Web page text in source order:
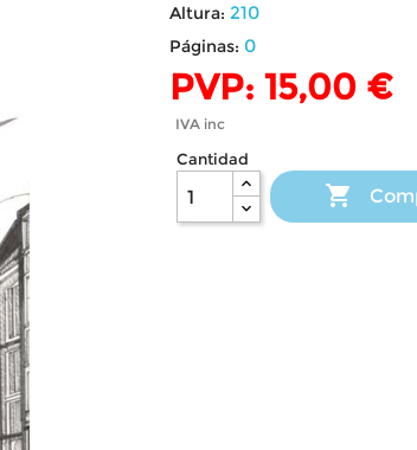
Altura: 210
Páginas: 0
PVP: 15,00 €
IVA inc
Cantidad
